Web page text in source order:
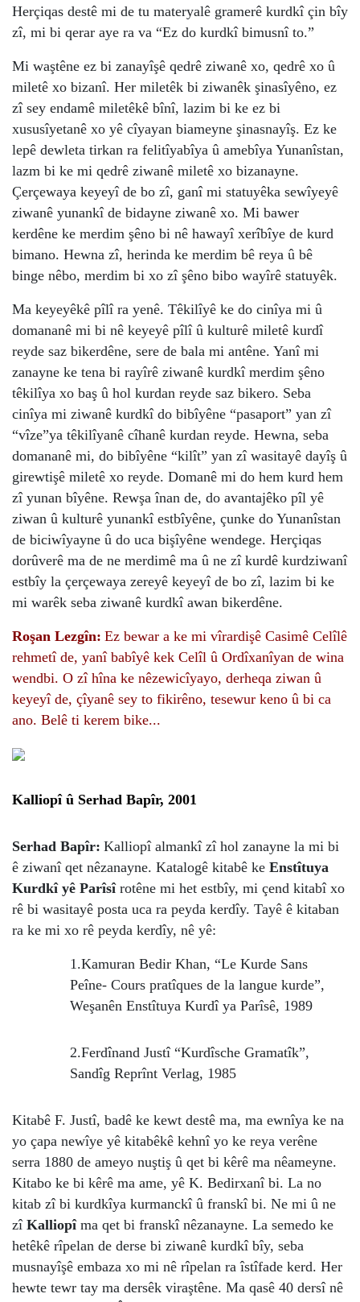
Herçiqas destê mi de tu materyalê gramerê kurdkî çin bîy
zî, mi bi qerar aye ra va “Ez do kurdkî bimusnî to.”
Mi waştêne ez bi zanayîşê qedrê ziwanê xo, qedrê xo û
miletê xo bizanî. Her miletêk bi ziwanêk şinasîyêno, ez
zî sey endamê miletêkê bînî, lazim bi ke ez bi
xususîyetanê xo yê cîyayan biameyne şinasnayîş. Ez ke
lepê dewleta tirkan ra felitîyabîya û amebîya Yunanîstan,
lazm bi ke mi qedrê ziwanê miletê xo bizanayne.
Çerçewaya keyeyî de bo zî, ganî mi statuyêka sewîyeyê
ziwanê yunankî de bidayne ziwanê xo. Mi bawer
kerdêne ke merdim şêno bi nê hawayî xerîbîye de kurd
bimano. Hewna zî, herinda ke merdim bê reya û bê
binge nêbo, merdim bi xo zî şêno bibo wayîrê statuyêk.
Ma keyeyêkê pîlî ra yenê. Têkilîyê ke do cinîya mi û
domananê mi bi nê keyeyê pîlî û kulturê miletê kurdî
reyde saz bikerdêne, sere de bala mi antêne. Yanî mi
zanayne ke tena bi rayîrê ziwanê kurdkî merdim şêno
têkilîya xo baş û hol kurdan reyde saz bikero. Seba
cinîya mi ziwanê kurdkî do bibîyêne “pasaport” yan zî
“vîze”ya têkilîyanê cîhanê kurdan reyde. Hewna, seba
domananê mi, do bibîyêne “kilît” yan zî wasitayê dayîş û
girewtişê miletê xo reyde. Domanê mi do hem kurd hem
zî yunan bîyêne. Rewşa înan de, do avantajêko pîl yê
ziwan û kulturê yunankî estbîyêne, çunke do Yunanîstan
de biciwîyayne û do uca bişîyêne wendege. Herçiqas
dorûverê ma de ne merdimê ma û ne zî kurdê kurdziwanî
estbîy la çerçewaya zereyê keyeyî de bo zî, lazim bi ke
mi warêk seba ziwanê kurdkî awan bikerdêne.
Roşan Lezgîn: Ez bewar a ke mi vîrardişê Casimê Celîlê
rehmetî de, yanî babîyê kek Celîl û Ordîxanîyan de wina
wendbi. O zî hîna ke nêzewicîyayo, derheqa ziwan û
keyeyî de, çîyanê sey to fikirêno, tesewur keno û bi ca
ano. Belê ti kerem bike...
Kalliopî û Serhad Bapîr, 2001
Serhad Bapîr: Kalliopî almankî zî hol zanayne la mi bi
ê ziwanî qet nêzanayne. Katalogê kitabê ke Enstîtuya
Kurdkî yê Parîsîrotêne mi het estbîy, mi çend kitabî xo
rê bi wasitayê posta uca ra peyda kerdîy. Tayê ê kitaban
ra ke mi xo rê peyda kerdîy, nê yê:
1.Kamuran Bedir Khan, “Le Kurde Sans
Peîne- Cours pratîques de la langue kurde”,
Weşanên Enstîtuya Kurdî ya Parîsê, 1989
2.Ferdînand Justî “Kurdîsche Gramatîk”,
Sandîg Reprînt Verlag, 1985
Kitabê F. Justî, badê ke kewt destê ma, ma ewnîya ke na
yo çapa newîye yê kitabêkê kehnî yo ke reya verêne
serra 1880 de ameyo nuştiş û qet bi kêrê ma nêameyne.
Kitabo ke bi kêrê ma ame, yê K. Bedirxanî bi. La no
kitab zî bi kurdkîya kurmanckî û franskî bi. Ne mi û ne
zî Kalliopîma qet bi franskî nêzanayne. La semedo ke
hetêkê rîpelan de derse bi ziwanê kurdkî bîy, seba
musnayîşê embaza xo mi nê rîpelan ra îstîfade kerd. Her
hewte tewr tay ma dersêk viraştêne. Ma qasê 40 dersî nê